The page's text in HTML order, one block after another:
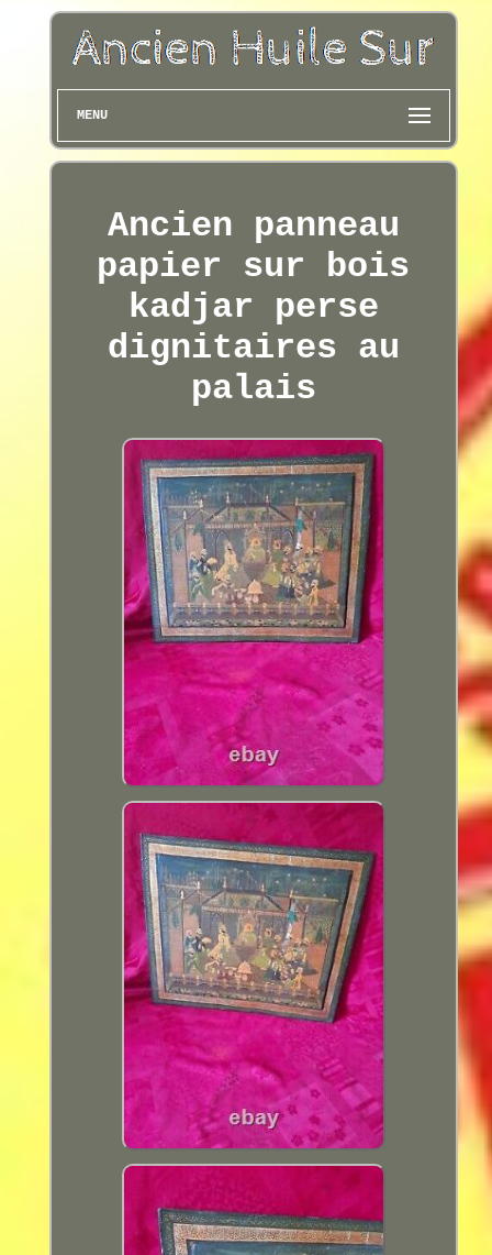
MENU
Ancien panneau
papier sur bois
kadjar perse
dignitaires au
palais